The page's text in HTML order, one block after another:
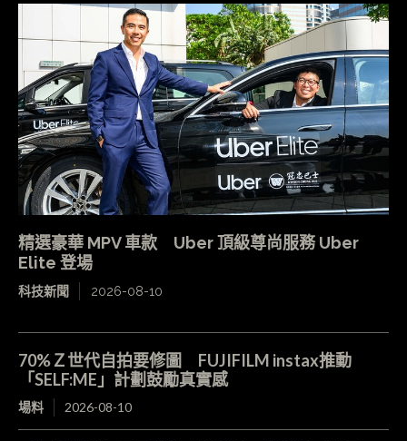
精選豪華 MPV 車款 Uber 頂級尊尚服務 Uber
Elite 登場
科技新聞 2026-08-10
70%Ｚ世代自拍要修圖 FUJIFILM instax推動
「SELF:ME」計劃鼓勵真實感
場料 2026-08-10